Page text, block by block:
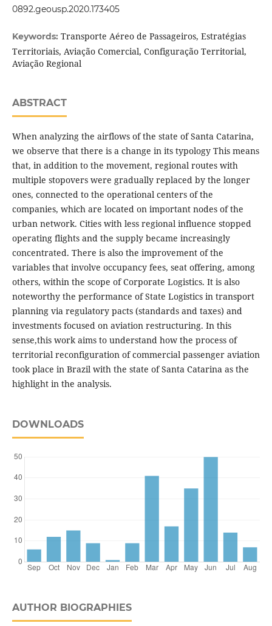
0892.geousp.2020.173405
Keywords: Transporte Aéreo de Passageiros, Estratégias
Territoriais, Aviação Comercial, Configuração Territorial,
Aviação Regional
ABSTRACT
When analyzing the airflows of the state of Santa Catarina,
we observe that there is a change in its typology This means
that, in addition to the movement, regional routes with
multiple stopovers were gradually replaced by the longer
ones, connected to the operational centers of the
companies, which are located on important nodes of the
urban network. Cities with less regional influence stopped
operating flights and the supply became increasingly
concentrated. There is also the improvement of the
variables that involve occupancy fees, seat offering, among
others, within the scope of Corporate Logistics. It is also
noteworthy the performance of State Logistics in transport
planning via regulatory pacts (standards and taxes) and
investments focused on aviation restructuring. In this
sense,this work aims to understand how the process of
territorial reconfiguration of commercial passenger aviation
took place in Brazil with the state of Santa Catarina as the
highlight in the analysis.
DOWNLOADS
AUTHOR BIOGRAPHIES